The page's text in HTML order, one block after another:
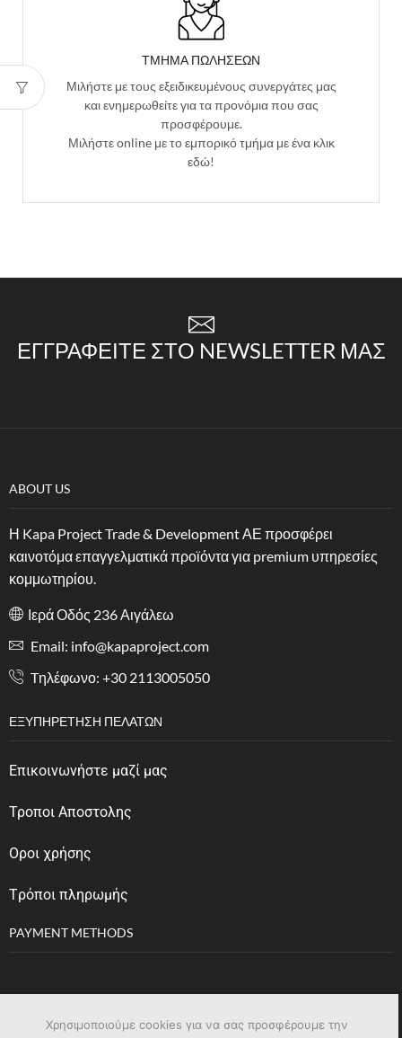
ΤΜΗΜΑ ΠΩΛΗΣΕΩΝ
Μιλήστε με τους εξειδικευμένους συνεργάτες μας
και ενημερωθείτε για τα προνόμια που σας
προσφέρουμε.
Μιλήστε online με το εμπορικό τμήμα με ένα κλικ
εδώ!
ΕΓΓΡΑΦΕΊΤΕ ΣΤΟ NEWSLETTER ΜΑΣ
ABOUT US
Η Kapa Project Trade & Development ΑΕ προσφέρει
καινοτόμα επαγγελματικά προϊόντα για premium υπηρεσίες
κομμωτηρίου.
Ιερά Οδός 236 Αιγάλεω
Email: info@kapaproject.com
Tηλέφωνο: +30 2113005050
ΕΞΥΠΗΡΈΤΗΣΗ ΠΕΛΑΤΏΝ
Επικοινωνήστε μαζί μας
Τροποι Αποστολης
Οροι χρήσης
Tρόποι πληρωμής
PAYMENT METHODS
Χρησιμοποιούμε cookies για να σας προσφέρουμε την